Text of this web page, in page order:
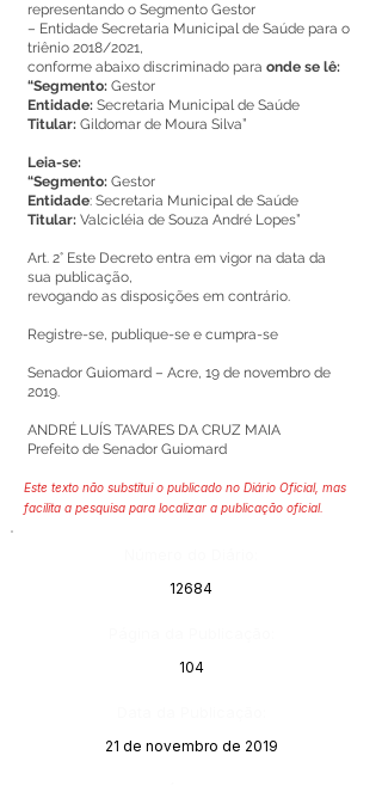
representando o Segmento Gestor
– Entidade Secretaria Municipal de Saúde para o
triênio 2018/2021,
conforme abaixo discriminado para onde se lê:
“Segmento: Gestor
Entidade: Secretaria Municipal de Saúde
Titular: Gildomar de Moura Silva”
Leia-se:
“Segmento: Gestor
Entidade: Secretaria Municipal de Saúde
Titular: Valcicléia de Souza André Lopes”
Art. 2° Este Decreto entra em vigor na data da
sua publicação,
revogando as disposições em contrário.
Registre-se, publique-se e cumpra-se
Senador Guiomard – Acre, 19 de novembro de
2019.
ANDRÉ LUÍS TAVARES DA CRUZ MAIA
Prefeito de Senador Guiomard
Este texto não substitui o publicado no Diário Oficial, mas
facilita a pesquisa para localizar a publicação oficial.
12684
104
21 de novembro de 2019